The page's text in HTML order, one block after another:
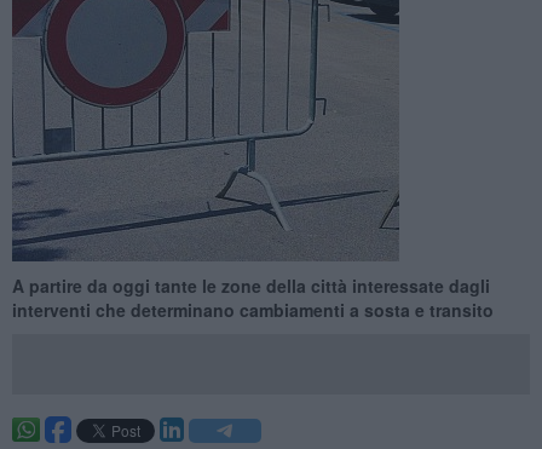
A partire da oggi tante le zone della città interessate dagli
interventi che determinano cambiamenti a sosta e transito